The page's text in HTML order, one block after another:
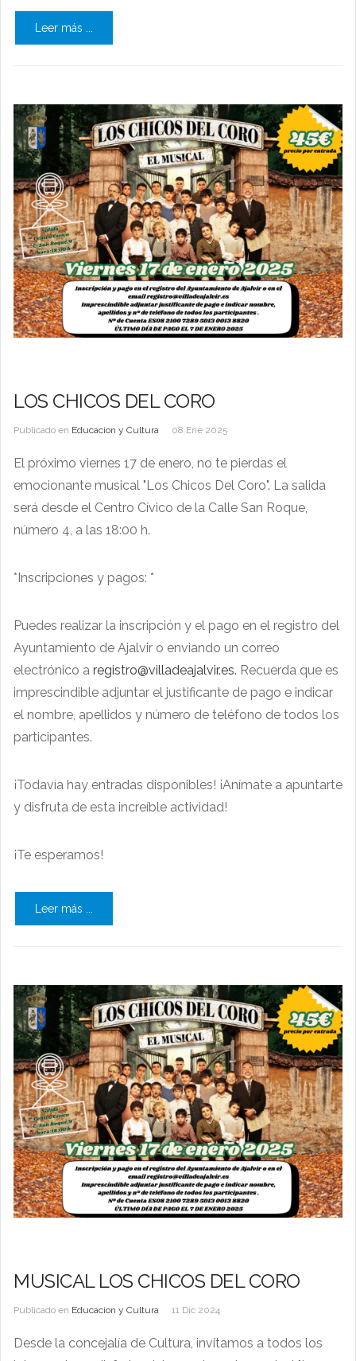
Leer más ...
LOS CHICOS DEL CORO
Publicado en Educacion y Cultura 08 Ene 2025
El próximo viernes 17 de enero, no te pierdas el
emocionante musical "Los Chicos Del Coro". La salida
será desde el Centro Cívico de la Calle San Roque,
número 4, a las 18:00 h.
*Inscripciones y pagos: *
Puedes realizar la inscripción y el pago en el registro del
Ayuntamiento de Ajalvir o enviando un correo
electrónico a registro@villadeajalvir.es. Recuerda que es
imprescindible adjuntar el justificante de pago e indicar
el nombre, apellidos y número de teléfono de todos los
participantes.
¡Todavía hay entradas disponibles! ¡Anímate a apuntarte
y disfruta de esta increíble actividad!
¡Te esperamos!
Leer más ...
MUSICAL LOS CHICOS DEL CORO
Publicado en Educacion y Cultura 11 Dic 2024
Desde la concejalía de Cultura, invitamos a todos los